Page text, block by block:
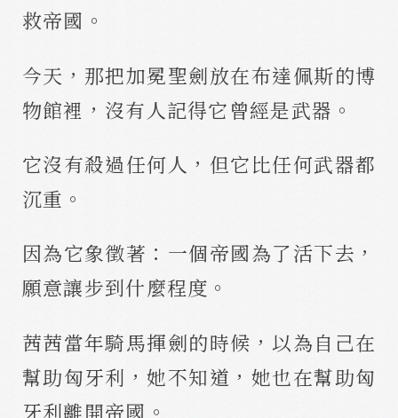
救帝國。
今天，那把加冕聖劍放在布達佩斯的博
物館裡，沒有人記得它曾經是武器。
它沒有殺過任何人，但它比任何武器都
沉重。
因為它象徵著：一個帝國為了活下去，
願意讓步到什麼程度。
茜茜當年騎馬揮劍的時候，以為自己在
幫助匈牙利，她不知道，她也在幫助匈
牙利離開帝國。